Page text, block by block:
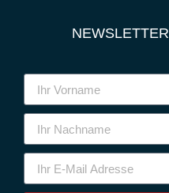
NEWSLETTER